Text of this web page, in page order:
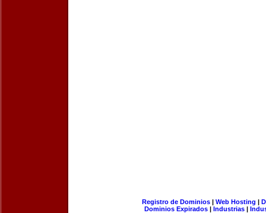
Registro de Dominios| Web Hosting |
Dominios Expirados | Industrias |